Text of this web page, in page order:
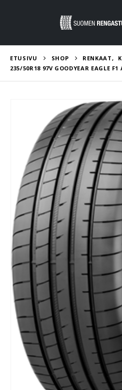
ETUSIVU SHOP RENKAAT,
235/50R18 97V GOODYEAR EAGLE